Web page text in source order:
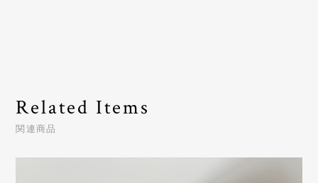
Related Items
関連商品